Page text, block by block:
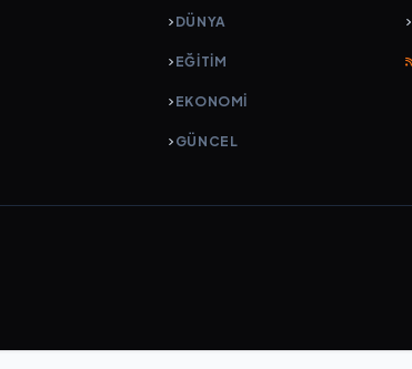
DÜNYA
EĞİTİM
EKONOMİ
GÜNCEL